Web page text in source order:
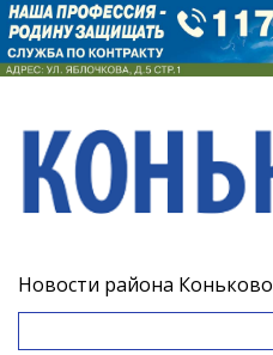
Новости района Коньково